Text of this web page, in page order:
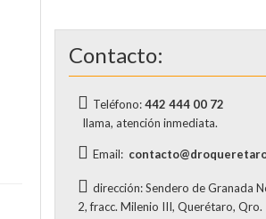
Contacto:
Teléfono:442 444 00 72
llama, atención inmediata.
Email:
dirección: Sendero de Granada
2, fracc. Milenio III, Querétaro, Qro.